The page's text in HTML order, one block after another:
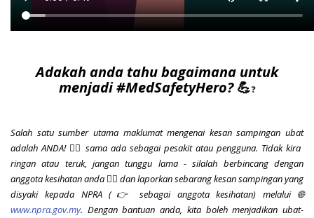
Adakah anda tahu bagaimana untuk
menjadi #MedSafetyHero?💪❓
Salah satu sumber utama maklumat mengenai kesan sampingan ubat
adalah ANDA! 🙋‍♀️ sama ada sebagai pesakit atau pengguna. Tidak kira
ringan atau teruk, jangan tunggu lama - silalah berbincang dengan
anggota kesihatan anda 👩‍⚕️ dan laporkan sebarang kesan sampingan yang
disyaki kepada NPRA (👉 sebagai anggota kesihatan) melalui 🌐
www.npra.gov.my. Dengan bantuan anda, kita boleh menjadikan ubat-